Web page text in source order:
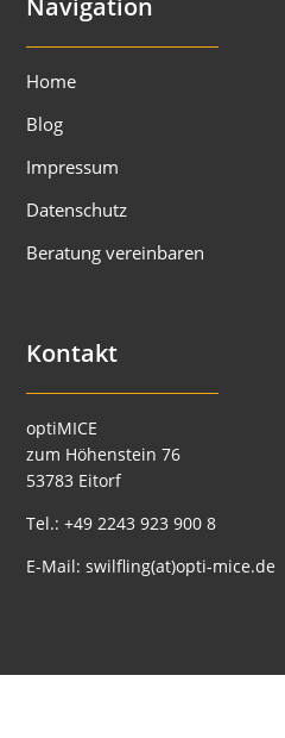
Navigation
Home
Blog
Impressum
Datenschutz
Beratung vereinbaren
Kontakt
optiMICE
zum Höhenstein 76
53783 Eitorf
Tel.:+49 2243 923 900 8
E-Mail:swilfling(at)opti-mice.de